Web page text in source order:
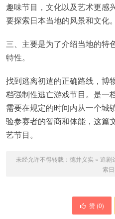
趣味节目，文化以及艺术更感
要探索日本当地的风景和文化。
三、主要是为了介绍当地的特
特性。
找到逃离初遣的正确路线，博
档强制性逃亡游戏节目。是一
需要在规定的时间内从一个城
验参赛者的智商和体能，这篇
艺节目。
未经允许不得转载： 德井义实 » 追剧
索
赞 (0)